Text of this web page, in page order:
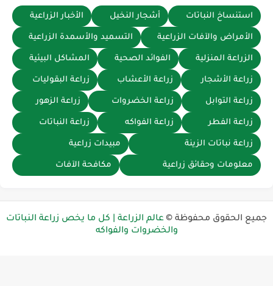
استنساخ النباتات أشجار النخيل الأخبار الزراعية
الأمراض والآفات الزراعية التسميد والأسمدة الزراعية
الزراعة المنزلية الفوائد الصحية المشاكل البيئية
زراعة الأشجار زراعة الأعشاب زراعة البقوليات
زراعة التوابل زراعة الخضروات زراعة الزهور
زراعة الفطر زراعة الفواكه زراعة النباتات
زراعة نباتات الزينة مبيدات زراعية
معلومات وحقائق زراعية مكافحة الآفات
الحقوق محفوظة © عالم الزراعة | كل ما يخص زراعة النباتات
والخضروات والفواكه